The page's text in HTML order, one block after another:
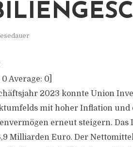
0 Average: 0
2023 konnte Union
mit hoher Inflation und
erneut steigern.
Milliarden Euro. Der